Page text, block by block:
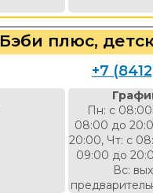
Бэби плюс,
+7
Пн: с
08:00 до
20:00, Чт: с
09:00 до
Вс: